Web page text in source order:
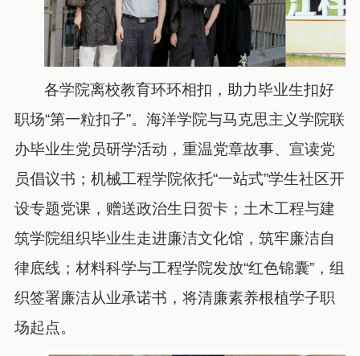
各学院离校教育环环相扣，助力毕业生扣好
职场“第一粒扣子”。海洋学院与马克思主义学院联
办毕业生党员研学活动，重温党章故事、宣读党
员倡议书；机械工程学院依托“一站式”学生社区开
设专题党课，赠送政治生日贺卡；土木工程与建
筑学院组织毕业生走进廉洁文化馆，筑牢廉洁自
律底线；材料科学与工程学院发放“红色锦囊”，组
织签署廉洁从业承诺书，将清廉素养根植学子职
场起点。